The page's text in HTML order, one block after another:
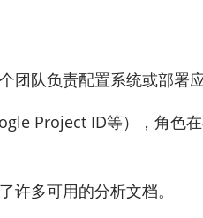
队负责配置系统或部署
Project ID等），角色
许多可用的分析文档。